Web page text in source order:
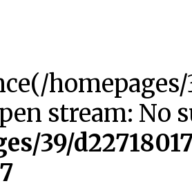
stream: No
39/